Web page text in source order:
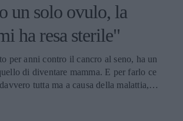
un solo ovulo, la
ha resa sterile"
per anni contro il cancro al seno, ha un
di diventare mamma. E per farlo ce
tutta ma a causa della malattia,
la strada della fecondazione assistita,